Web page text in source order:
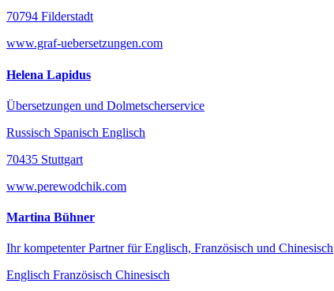
70794 Filderstadt
www.graf-uebersetzungen.com
Helena Lapidus
Übersetzungen und Dolmetscherservice
Russisch Spanisch Englisch
70435 Stuttgart
www.perewodchik.com
Martina Bühner
Ihr kompetenter Partner für Englisch, Französisch und Chinesisch
Englisch Französisch Chinesisch